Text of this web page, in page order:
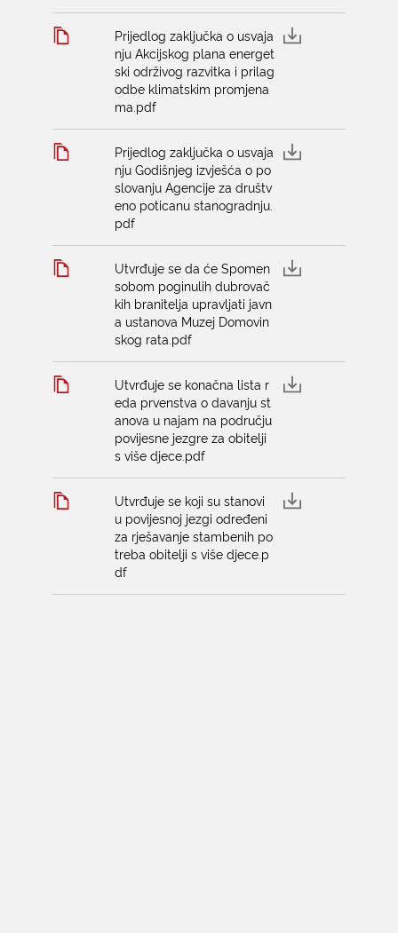
Prijedlog zaključka o usvaja
nju Akcijskog plana energet
ski održivog razvitka i prilag
odbe klimatskim promjena
ma.pdf
Prijedlog zaključka o usvaja
nju Godišnjeg izvješća o po
slovanju Agencije za društv
eno poticanu stanogradnju.
pdf
Utvrđuje se da će Spomen
sobom poginulih dubrovač
kih branitelja upravljati javn
a ustanova Muzej Domovin
skog rata.pdf
Utvrđuje se konačna lista r
eda prvenstva o davanju st
anova u najam na području
povijesne jezgre za obitelji
s više djece.pdf
Utvrđuje se koji su stanovi
u povijesnoj jezgi određeni
za rješavanje stambenih po
treba obitelji s više djece.p
df